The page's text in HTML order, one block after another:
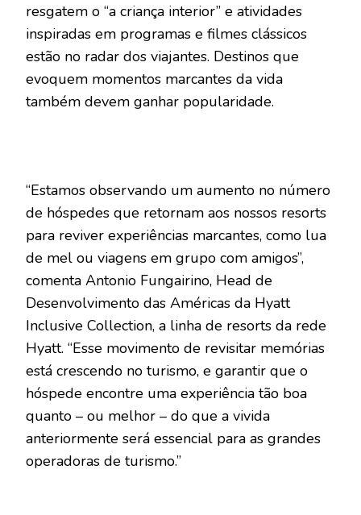
resgatem o “a criança interior” e atividades
inspiradas em programas e filmes clássicos
estão no radar dos viajantes. Destinos que
evoquem momentos marcantes da vida
também devem ganhar popularidade.
“Estamos observando um aumento no número
de hóspedes que retornam aos nossos resorts
para reviver experiências marcantes, como lua
de mel ou viagens em grupo com amigos”,
comenta Antonio Fungairino, Head de
Desenvolvimento das Américas da Hyatt
Inclusive Collection, a linha de resorts da rede
Hyatt. “Esse movimento de revisitar memórias
está crescendo no turismo, e garantir que o
hóspede encontre uma experiência tão boa
quanto – ou melhor – do que a vivida
anteriormente será essencial para as grandes
operadoras de turismo.”